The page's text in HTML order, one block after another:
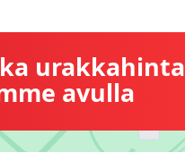
urakkahinta
avulla